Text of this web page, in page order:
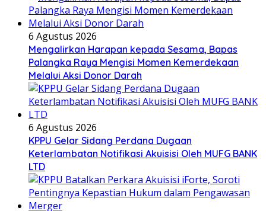
6 Agustus 2026
Mengalirkan Harapan kepada Sesama, Bapas
Palangka Raya Mengisi Momen Kemerdekaan
Melalui Aksi Donor Darah
6 Agustus 2026
KPPU Gelar Sidang Perdana Dugaan
Keterlambatan Notifikasi Akuisisi Oleh MUFG BANK
LTD